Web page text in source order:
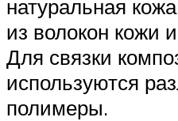
натуральная
из волокон кожи
Для связки
используются
полимеры.